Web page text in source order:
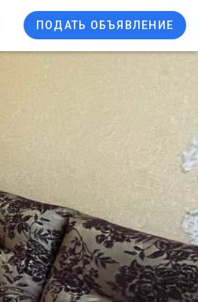
ПОДАТЬ ОБЪЯВЛЕНИЕ